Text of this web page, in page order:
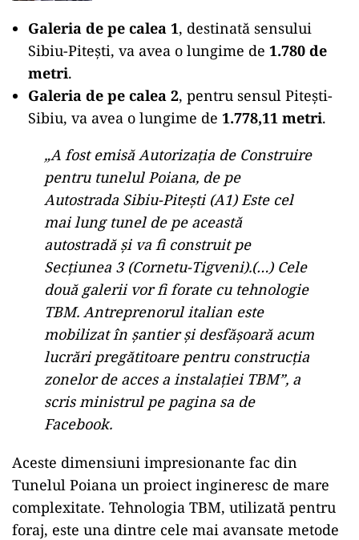
Galeria de pe calea 1, destinată sensului
Sibiu-Pitești, va avea o lungime de 1.780 de
metri.
Galeria de pe calea 2, pentru sensul Pitești-
Sibiu, va avea o lungime de 1.778,11 metri.
„A fost emisă Autorizaţia de Construire
pentru tunelul Poiana, de pe
Autostrada Sibiu-Piteşti (A1) Este cel
mai lung tunel de pe această
autostradă şi va fi construit pe
Secţiunea 3 (Cornetu-Tigveni).(…) Cele
două galerii vor fi forate cu tehnologie
TBM. Antreprenorul italian este
mobilizat în şantier şi desfăşoară acum
lucrări pregătitoare pentru construcţia
zonelor de acces a instalaţiei TBM”, a
scris ministrul pe pagina sa de
Facebook.
Aceste dimensiuni impresionante fac din
Tunelul Poiana un proiect ingineresc de mare
complexitate. Tehnologia TBM, utilizată pentru
foraj, este una dintre cele mai avansate metode